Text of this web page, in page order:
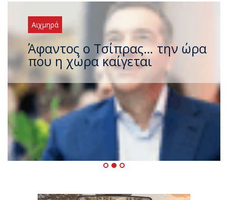
Αιχμηρά
Άφαντος ο Τσίπρας… την ώρα
που η χώρα καίγεται